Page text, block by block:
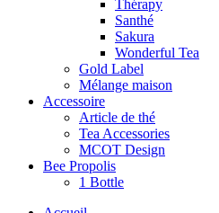
Thérapy
Santhé
Sakura
Wonderful Tea
Gold Label
Mélange maison
Accessoire
Article de thé
Tea Accessories
MCOT Design
Bee Propolis
1 Bottle